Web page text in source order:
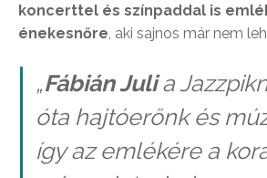
koncerttel és színpaddal is
énekesnőre, aki sajnos már nem
„Fábián Julia
óta hajtóerőnk és
így az emlékére a